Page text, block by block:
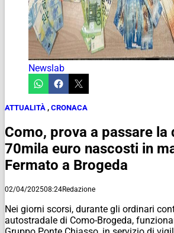
Newslab
ATTUALITÀ , CRONACA
Como, prova a passare la
70mila euro nascosti in
Fermato a Brogeda
02/04/202508:24Redazione
Nei giorni scorsi, durante gli ordinari
autostradale di Como-Brogeda,